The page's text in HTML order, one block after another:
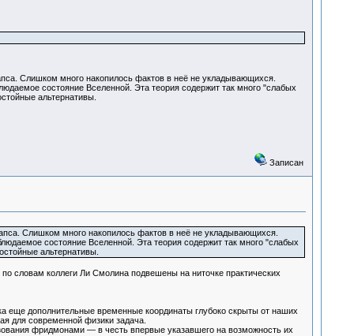
Слишком много накопилось фактов в неё не укладывающихся.
состояние Вселенной. Эта теория содержит так много "слабых
альтернативы.
Записан
Слишком много накопилось фактов в неё не укладывающихся.
состояние Вселенной. Эта теория содержит так много "слабых
альтернативы.
словам коллеги Ли Смолина подвешены на ниточке практических
еще дополнительные временные координаты глубоко скрыты от наших
для современной физики задача.
фридмонами — в честь впервые указавшего на возможность их